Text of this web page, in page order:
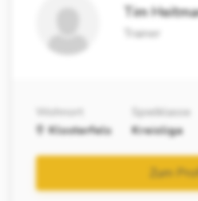
Tim
Trainer
Wohnort
Klosterfels
Spielklasse
Kreisliga
Zum